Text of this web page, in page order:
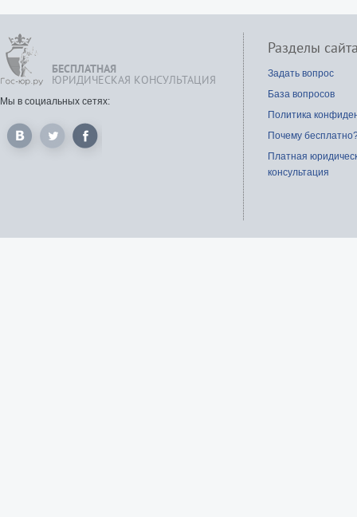
БЕСПЛАТНАЯ
ЮРИДИЧЕСКАЯ КОНСУЛЬТАЦИЯ
Мы в социальных сетях:
Разделы
Задать вопрос
База вопросов
Политика
Почему
Платная
консультация